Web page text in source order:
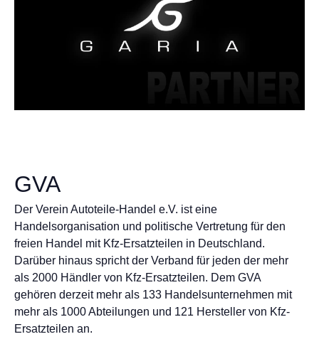
GVA
Der Verein Autoteile-Handel e.V. ist eine
Handelsorganisation und politische Vertretung für den
freien Handel mit Kfz-Ersatzteilen in Deutschland.
Darüber hinaus spricht der Verband für jeden der mehr
als 2000 Händler von Kfz-Ersatzteilen. Dem GVA
gehören derzeit mehr als 133 Handelsunternehmen mit
mehr als 1000 Abteilungen und 121 Hersteller von Kfz-
Ersatzteilen an.